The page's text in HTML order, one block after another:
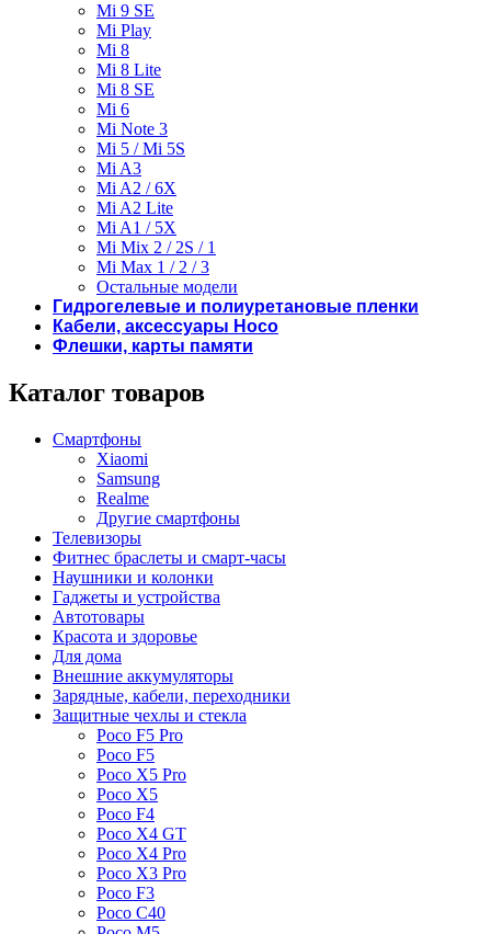
Mi 9 SE
Mi Play
Mi 8
Mi 8 Lite
Mi 8 SE
Mi 6
Mi Note 3
Mi 5 / Mi 5S
Mi A3
Mi A2 / 6X
Mi A2 Lite
Mi A1 / 5X
Mi Mix 2 / 2S / 1
Mi Max 1 / 2 / 3
Остальные модели
Гидрогелевые и полиуретановые пленки
Кабели, аксессуары Hoco
Флешки, карты памяти
Каталог товаров
Смартфоны
Xiaomi
Samsung
Realme
Другие смартфоны
Телевизоры
Фитнес браслеты и смарт-часы
Наушники и колонки
Гаджеты и устройства
Автотовары
Красота и здоровье
Для дома
Внешние аккумуляторы
Зарядные, кабели, переходники
Защитные чехлы и стекла
Poco F5 Pro
Poco F5
Poco X5 Pro
Poco X5
Poco F4
Poco X4 GT
Poco X4 Pro
Poco X3 Pro
Poco F3
Poco C40